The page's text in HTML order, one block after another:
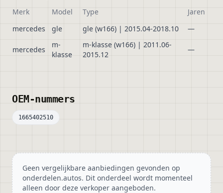
Merk Model Type
Jaren
mercedes
gle gle (w166) | 2015.04-2018.10 —
mercedes
m-
klasse
m-klasse (w166) | 2011.06-
2015.12
—
OEM-nummers
1665402510
Geen vergelijkbare aanbiedingen gevonden op
onderdelen.autos. Dit onderdeel wordt momenteel
alleen door deze verkoper aangeboden.